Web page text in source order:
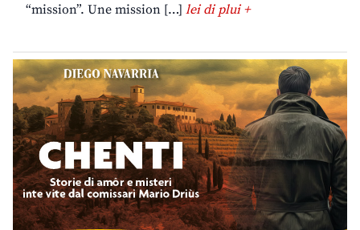
“mission”. Une mission […] lei di plui +